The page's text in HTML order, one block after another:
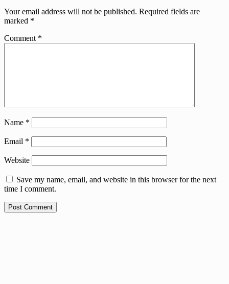
Your email address will not be published. Required fields are
marked *
Comment *
Name *
Email *
Website
Save my name, email, and website in this browser for the next
time I comment.